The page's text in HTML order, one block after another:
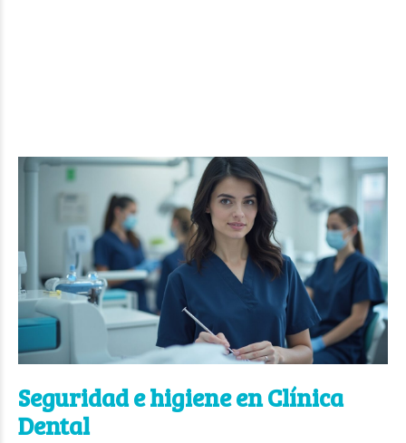
Seguridad e higiene en Clínica
Dental